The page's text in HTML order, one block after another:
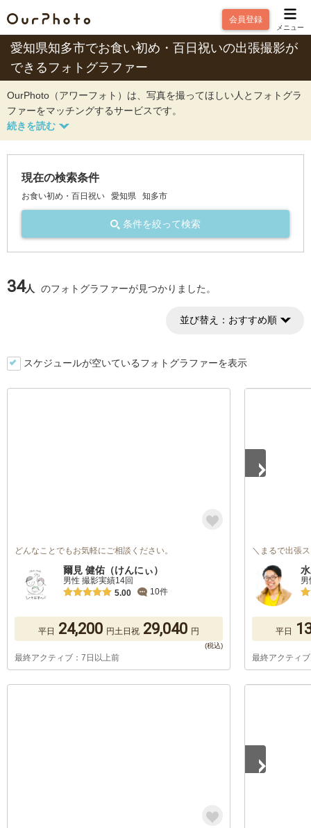
会員登録
メニュー
愛知県知多市でお食い初め・百日祝いの出張撮影が
できるフォトグラファー
OurPhoto（アワーフォト）は、写真を撮ってほしい人とフォトグラ
ファーをマッチングするサービスです。
現在の検索条件
お食い初め・百日祝い 愛知県 知多市
条件を絞って検索
34人 のフォトグラファーが見つかりました。
並び替え： おすすめ順
スケジュールが空いているフォトグラファーを表示
どんなことでもお気軽にご相談ください。
爾見 健佑（けんにぃ）
男性 撮影実績14回
5.00
10件
平日 24,200 円土日祝 29,040 円
最終アクティブ：7日以上前
＼まるで出張
平日
最終アクティ